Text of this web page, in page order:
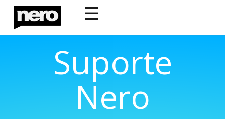
☰
Suporte
Nero